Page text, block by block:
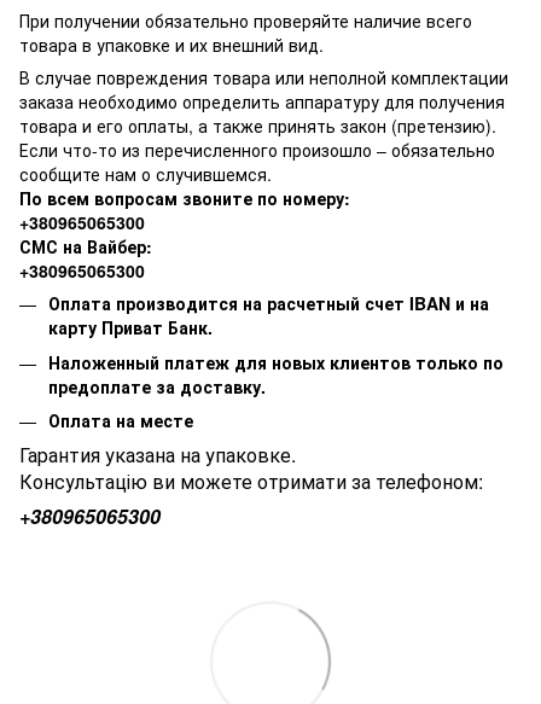
При получении обязательно проверяйте наличие всего
товара в упаковке и их внешний вид.
В случае повреждения товара или неполной комплектации
заказа необходимо определить аппаратуру для получения
товара и его оплаты, а также принять закон (претензию).
Если что-то из перечисленного произошло – обязательно
сообщите нам о случившемся.
По всем вопросам звоните по номеру:
+380965065300
СМС на Вайбер:
+380965065300
Оплата производится на расчетный счет IBAN и на
карту Приват Банк.
Наложенный платеж для новых клиентов только по
предоплате за доставку.
Оплата на месте
Гарантия указана на упаковке.
Консультацію ви можете отримати за телефоном:
+380965065300